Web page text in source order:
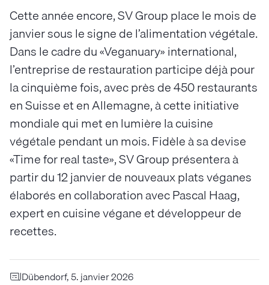
Cette année encore, SV Group place le mois de
janvier sous le signe de l’alimentation végétale.
Dans le cadre du «Veganuary» international,
l’entreprise de restauration participe déjà pour
la cinquième fois, avec près de 450 restaurants
en Suisse et en Allemagne, à cette initiative
mondiale qui met en lumière la cuisine
végétale pendant un mois. Fidèle à sa devise
«Time for real taste», SV Group présentera à
partir du 12 janvier de nouveaux plats véganes
élaborés en collaboration avec Pascal Haag,
expert en cuisine végane et développeur de
recettes.
Dübendorf, 5. janvier 2026